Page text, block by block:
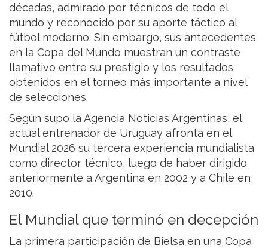
décadas, admirado por técnicos de todo el
mundo y reconocido por su aporte táctico al
fútbol moderno. Sin embargo, sus antecedentes
en la Copa del Mundo muestran un contraste
llamativo entre su prestigio y los resultados
obtenidos en el torneo más importante a nivel
de selecciones.
Según supo la Agencia Noticias Argentinas, el
actual entrenador de Uruguay afronta en el
Mundial 2026 su tercera experiencia mundialista
como director técnico, luego de haber dirigido
anteriormente a Argentina en 2002 y a Chile en
2010.
El Mundial que terminó en decepción
La primera participación de Bielsa en una Copa